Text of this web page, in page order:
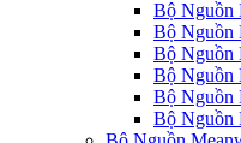
Bộ Nguồn
Bộ Nguồn
Bộ Nguồn
Bộ Nguồn
Bộ Nguồn
Bộ Nguồn